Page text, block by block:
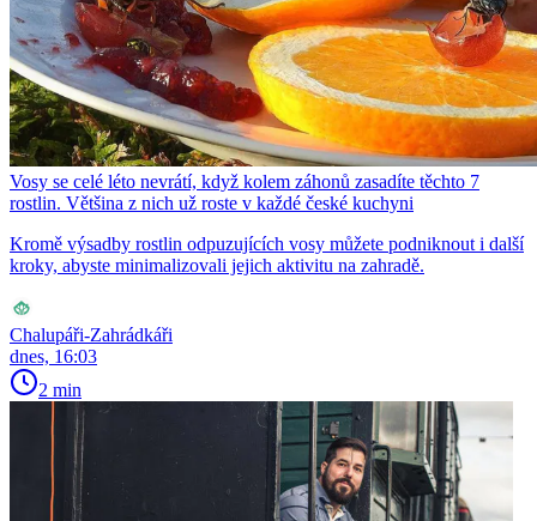
Vosy se celé léto nevrátí, když kolem záhonů zasadíte těchto 7
rostlin. Většina z nich už roste v každé české kuchyni
Kromě výsadby rostlin odpuzujících vosy můžete podniknout i další
kroky, abyste minimalizovali jejich aktivitu na zahradě.
Chalupáři-Zahrádkáři
dnes, 16:03
2 min